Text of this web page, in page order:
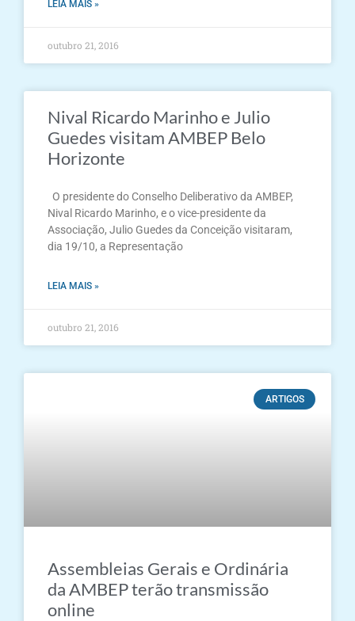
LEIA MAIS »
outubro 21, 2016
Nival Ricardo Marinho e Julio
Guedes visitam AMBEP Belo
Horizonte
O presidente do Conselho Deliberativo da AMBEP,
Nival Ricardo Marinho, e o vice-presidente da
Associação, Julio Guedes da Conceição visitaram,
dia 19/10, a Representação
LEIA MAIS »
outubro 21, 2016
ARTIGOS
Assembleias Gerais e Ordinária
da AMBEP terão transmissão
online